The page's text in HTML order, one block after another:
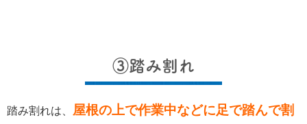
③踏み割れ
踏み割れは、
屋根の上で作業中などに足で踏んで割